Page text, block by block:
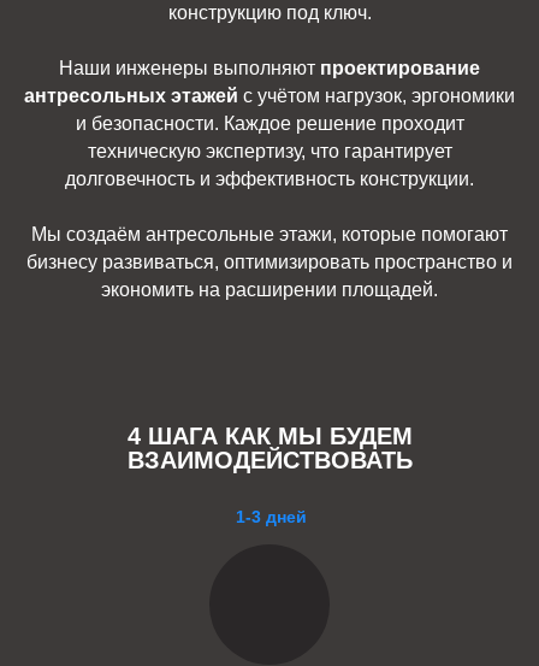
конструкцию под ключ.
Наши инженеры выполняют проектирование
антресольных этажей с учётом нагрузок, эргономики
и безопасности. Каждое решение проходит
техническую экспертизу, что гарантирует
долговечность и эффективность конструкции.
Мы создаём антресольные этажи, которые помогают
бизнесу развиваться, оптимизировать пространство и
экономить на расширении площадей.
4 ШАГА КАК МЫ БУДЕМ
ВЗАИМОДЕЙСТВОВАТЬ
1-3 дней